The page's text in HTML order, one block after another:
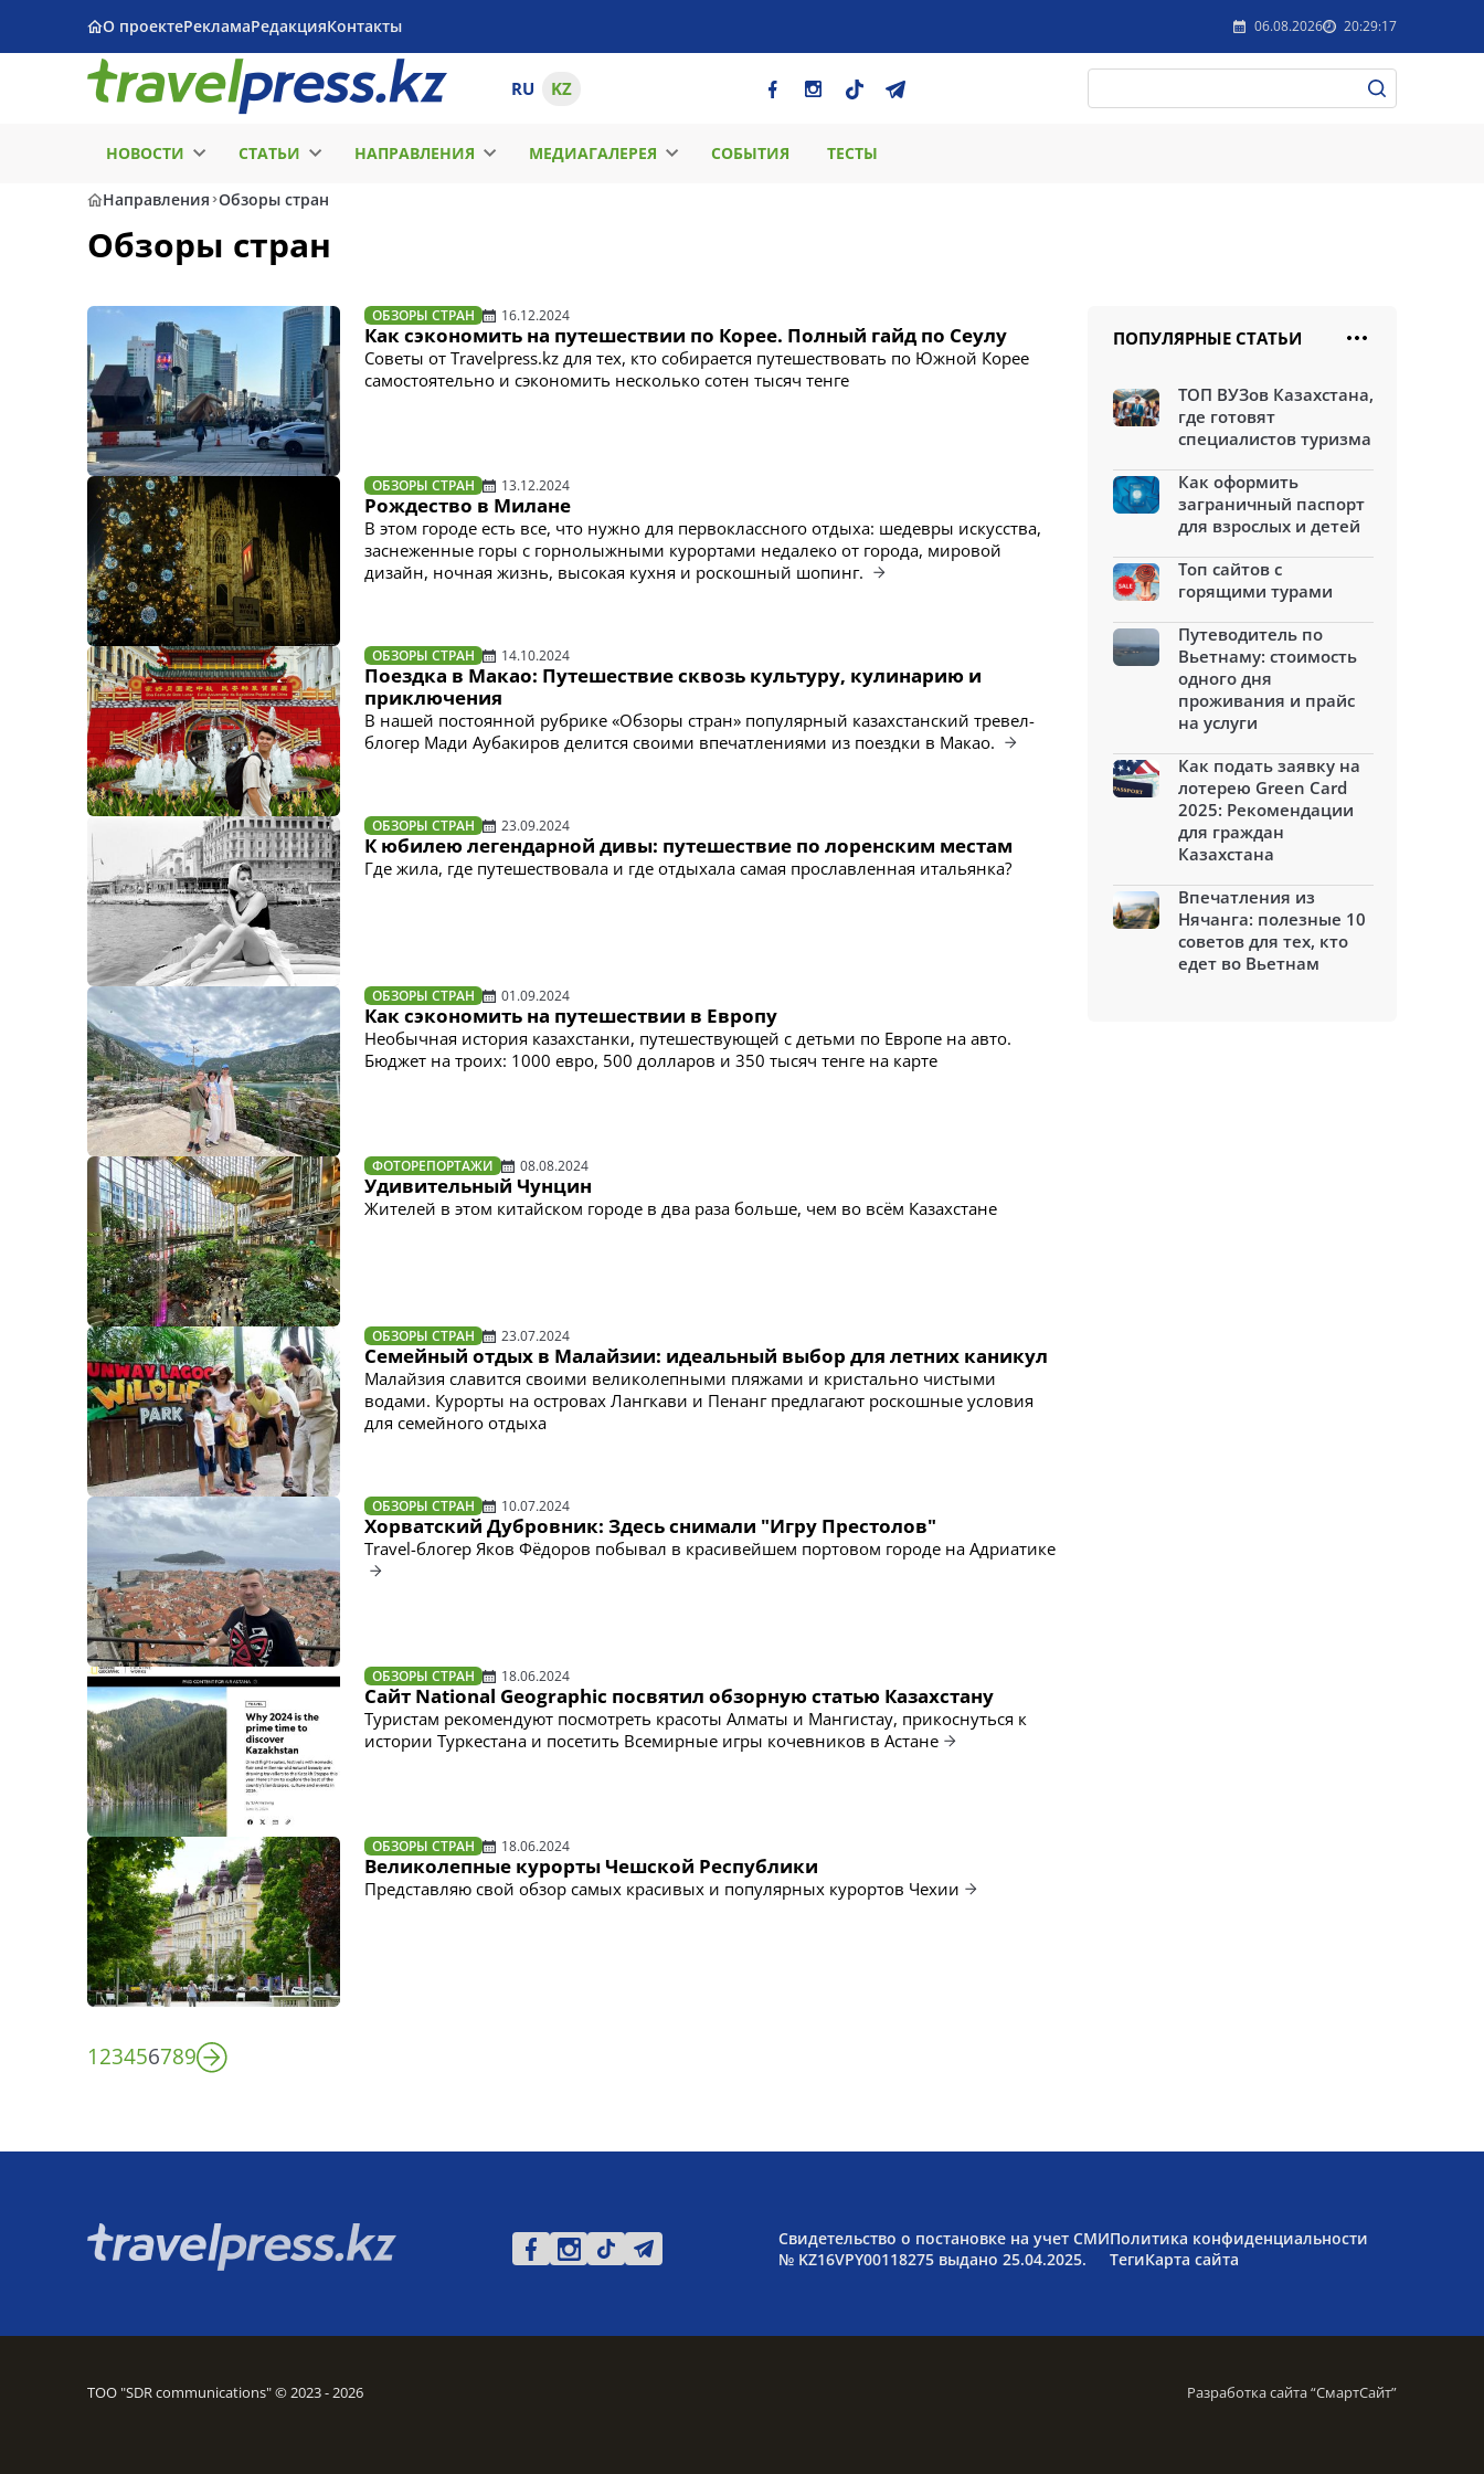
О проектеРекламаРедакцияКонтакты 06.08.2026 20:29:17
RU KZ
НОВОСТИ СТАТЬИ НАПРАВЛЕНИЯ МЕДИАГАЛЕРЕЯ СОБЫТИЯ ТЕСТЫ
Направления Обзоры стран
Обзоры стран
ОБЗОРЫ СТРАН 16.12.2024
Как сэкономить на путешествии по Корее. Полный гайд по Сеулу
Советы от Travelpress.kz для тех, кто собирается путешествовать по Южной Корее
самостоятельно и сэкономить несколько сотен тысяч тенге
ОБЗОРЫ СТРАН 13.12.2024
Рождество в Милане
В этом городе есть все, что нужно для первоклассного отдыха: шедевры искусства,
заснеженные горы с горнолыжными курортами недалеко от города, мировой
дизайн, ночная жизнь, высокая кухня и роскошный шопинг.
ОБЗОРЫ СТРАН 14.10.2024
Поездка в Макао: Путешествие сквозь культуру, кулинарию и
приключения
В нашей постоянной рубрике «Обзоры стран» популярный казахстанский тревел-
блогер Мади Аубакиров делится своими впечатлениями из поездки в Макао.
ОБЗОРЫ СТРАН 23.09.2024
К юбилею легендарной дивы: путешествие по лоренским местам
Где жила, где путешествовала и где отдыхала самая прославленная итальянка?
ОБЗОРЫ СТРАН 01.09.2024
Как сэкономить на путешествии в Европу
Необычная история казахстанки, путешествующей с детьми по Европе на авто.
Бюджет на троих: 1000 евро, 500 долларов и 350 тысяч тенге на карте
ФОТОРЕПОРТАЖИ 08.08.2024
Удивительный Чунцин
Жителей в этом китайском городе в два раза больше, чем во всём Казахстане
ОБЗОРЫ СТРАН 23.07.2024
Семейный отдых в Малайзии: идеальный выбор для летних каникул
Малайзия славится своими великолепными пляжами и кристально чистыми
водами. Курорты на островах Лангкави и Пенанг предлагают роскошные условия
для семейного отдыха
ОБЗОРЫ СТРАН 10.07.2024
Хорватский Дубровник: Здесь снимали "Игру Престолов"
Travel-блогер Яков Фёдоров побывал в красивейшем портовом городе на Адриатике
ОБЗОРЫ СТРАН 18.06.2024
Сайт National Geographic посвятил обзорную статью Казахстану
Туристам рекомендуют посмотреть красоты Алматы и Мангистау, прикоснуться к
истории Туркестана и посетить Всемирные игры кочевников в Астане
ОБЗОРЫ СТРАН 18.06.2024
Великолепные курорты Чешской Республики
Представляю свой обзор самых красивых и популярных курортов Чехии
123456789
ПОПУЛЯРНЫЕ СТАТЬИ
ТОП ВУЗов Казахстана,
где готовят
специалистов туризма
Как оформить
заграничный паспорт
для взрослых и детей
Топ сайтов с
горящими турами
Путеводитель по
Вьетнаму: стоимость
одного дня
проживания и прайс
на услуги
Как подать заявку на
лотерею Green Card
2025: Рекомендации
для граждан
Казахстана
Впечатления из
Нячанга: полезные 10
советов для тех, кто
едет во Вьетнам
Свидетельство о постановке на учет СМИ
№ KZ16VPY00118275 выдано 25.04.2025.
Политика конфиденциальности
ТегиКарта сайта
ТОО "SDR communications" © 2023 - 2026 Разработка сайта “СмартСайт”